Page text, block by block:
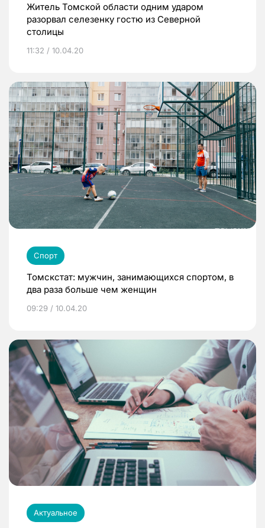
Житель Томской области одним ударом
разорвал селезенку гостю из Северной
столицы
11:32 / 10.04.20
Спорт
Томскстат: мужчин, занимающихся спортом, в
два раза больше чем женщин
09:29 / 10.04.20
Актуальное